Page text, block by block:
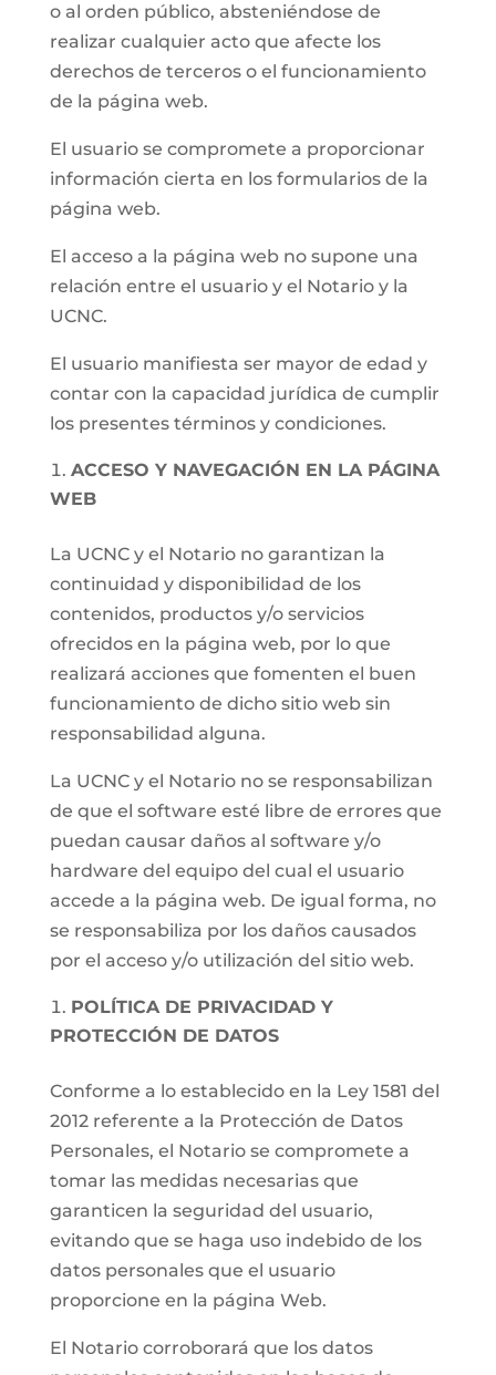
o al orden público, absteniéndose de
realizar cualquier acto que afecte los
derechos de terceros o el funcionamiento
de la página web.
El usuario se compromete a proporcionar
información cierta en los formularios de la
página web.
El acceso a la página web no supone una
relación entre el usuario y el Notario y la
UCNC.
El usuario manifiesta ser mayor de edad y
contar con la capacidad jurídica de cumplir
los presentes términos y condiciones.
ACCESO Y NAVEGACIÓN EN LA PÁGINA
WEB
La UCNC y el Notario no garantizan la
continuidad y disponibilidad de los
contenidos, productos y/o servicios
ofrecidos en la página web, por lo que
realizará acciones que fomenten el buen
funcionamiento de dicho sitio web sin
responsabilidad alguna.
La UCNC y el Notario no se responsabilizan
de que el software esté libre de errores que
puedan causar daños al software y/o
hardware del equipo del cual el usuario
accede a la página web. De igual forma, no
se responsabiliza por los daños causados
por el acceso y/o utilización del sitio web.
POLÍTICA DE PRIVACIDAD Y
PROTECCIÓN DE DATOS
Conforme a lo establecido en la Ley 1581 del
2012 referente a la Protección de Datos
Personales, el Notario se compromete a
tomar las medidas necesarias que
garanticen la seguridad del usuario,
evitando que se haga uso indebido de los
datos personales que el usuario
proporcione en la página Web.
El Notario corroborará que los datos